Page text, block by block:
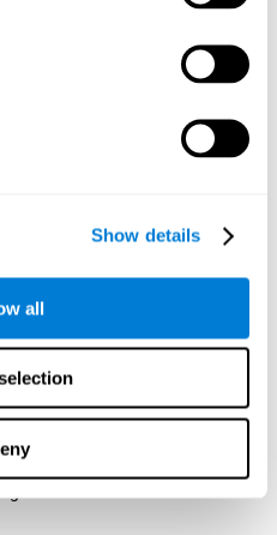
Show details
all
tutti i risultati delle analisi
uno stimolo.
. In questi compiti è quello di